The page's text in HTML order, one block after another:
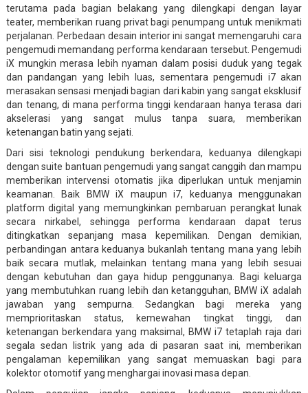
terutama pada bagian belakang yang dilengkapi dengan layar
teater, memberikan ruang privat bagi penumpang untuk menikmati
perjalanan. Perbedaan desain interior ini sangat memengaruhi cara
pengemudi memandang performa kendaraan tersebut. Pengemudi
iX mungkin merasa lebih nyaman dalam posisi duduk yang tegak
dan pandangan yang lebih luas, sementara pengemudi i7 akan
merasakan sensasi menjadi bagian dari kabin yang sangat eksklusif
dan tenang, di mana performa tinggi kendaraan hanya terasa dari
akselerasi yang sangat mulus tanpa suara, memberikan
ketenangan batin yang sejati.
Dari sisi teknologi pendukung berkendara, keduanya dilengkapi
dengan suite bantuan pengemudi yang sangat canggih dan mampu
memberikan intervensi otomatis jika diperlukan untuk menjamin
keamanan. Baik BMW iX maupun i7, keduanya menggunakan
platform digital yang memungkinkan pembaruan perangkat lunak
secara nirkabel, sehingga performa kendaraan dapat terus
ditingkatkan sepanjang masa kepemilikan. Dengan demikian,
perbandingan antara keduanya bukanlah tentang mana yang lebih
baik secara mutlak, melainkan tentang mana yang lebih sesuai
dengan kebutuhan dan gaya hidup penggunanya. Bagi keluarga
yang membutuhkan ruang lebih dan ketangguhan, BMW iX adalah
jawaban yang sempurna. Sedangkan bagi mereka yang
memprioritaskan status, kemewahan tingkat tinggi, dan
ketenangan berkendara yang maksimal, BMW i7 tetaplah raja dari
segala sedan listrik yang ada di pasaran saat ini, memberikan
pengalaman kepemilikan yang sangat memuaskan bagi para
kolektor otomotif yang menghargai inovasi masa depan.